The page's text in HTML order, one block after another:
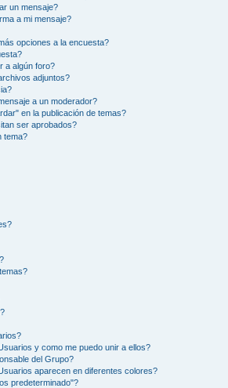
un mensaje?
a mi mensaje?
opciones a la encuesta?
a algún foro?
adjuntos?
a un moderador?
en la publicación de temas?
ser aprobados?
tema?
y como me puedo unir a ellos?
del Grupo?
aparecen en diferentes colores?
predeterminado"?